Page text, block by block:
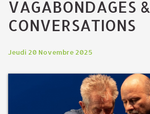
VAGABONDAGES &
CONVERSATIONS
Jeudi 20 Novembre 2025